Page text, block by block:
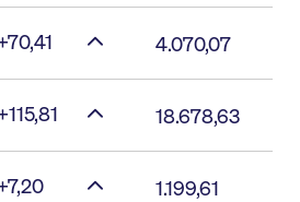
4.070,07
18.678,63
1.199,61